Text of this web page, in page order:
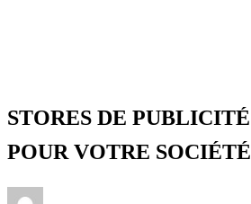
STORES DE
POUR VOTRE SOCIÉTÉ